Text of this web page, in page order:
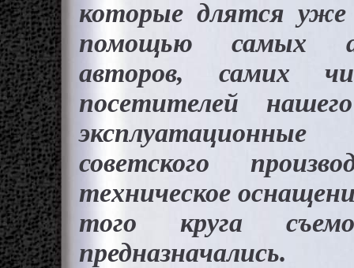
которые длятся
помощью самых
авторов, самих
посетителей
советского
техническое
того круга
предназначались.